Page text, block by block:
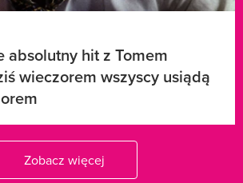
absolutny hit z Tomem
wieczorem wszyscy usiądą
Zobacz więcej